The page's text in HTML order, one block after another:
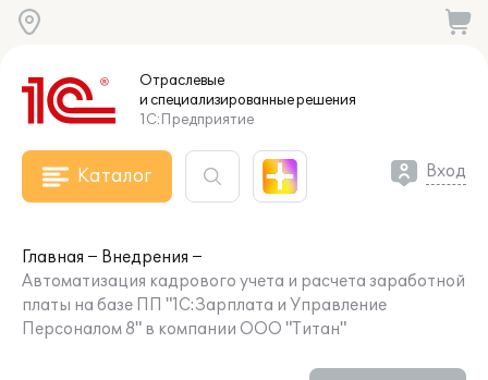
Отраслевые
и специализированныерешения
1С:Предприятие
Каталог Вход
Главная
Внедрения
Автоматизация кадрового учета и расчета заработной
платы на базе ПП "1С:Зарплата и Управление
Персоналом 8" в компании ООО "Титан"